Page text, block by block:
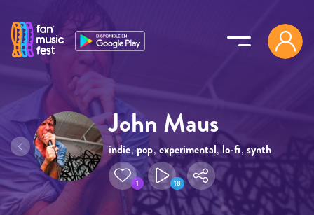
John Maus
indie,pop, experimental,lo-fi,synth
pop
1 18